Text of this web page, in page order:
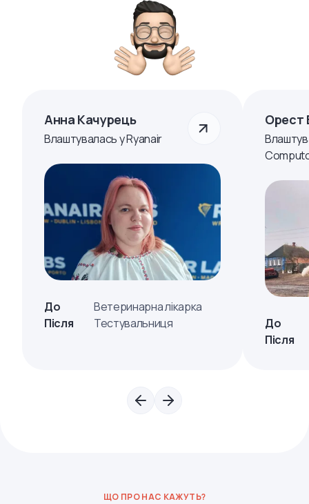
Анна Качурець
Влаштувалась у Ryanair
До
Ветеринарна лікарка
Після
Тестувальниця
Орест
До
Після
ЩО ПРО НАС КАЖУТЬ?